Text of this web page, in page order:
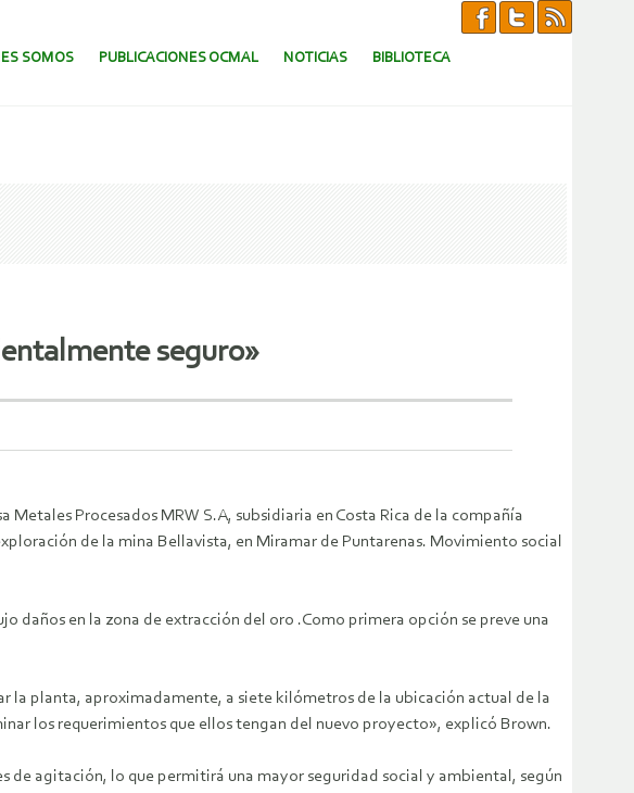
SOMOS PUBLICACIONES OCMAL NOTICIAS BIBLIOTECA
seguro»
Procesados MRW S.A, subsidiaria en Costa Rica de la compañía
de la mina Bellavista, en Miramar de Puntarenas. Movimiento social
daños en la zona de extracción del oro .Como primera opción se preve una
la planta, aproximadamente, a siete kilómetros de la ubicación actual de la
los requerimientos que ellos tengan del nuevo proyecto», explicó Brown.
de agitación, lo que permitirá una mayor seguridad social y ambiental, según